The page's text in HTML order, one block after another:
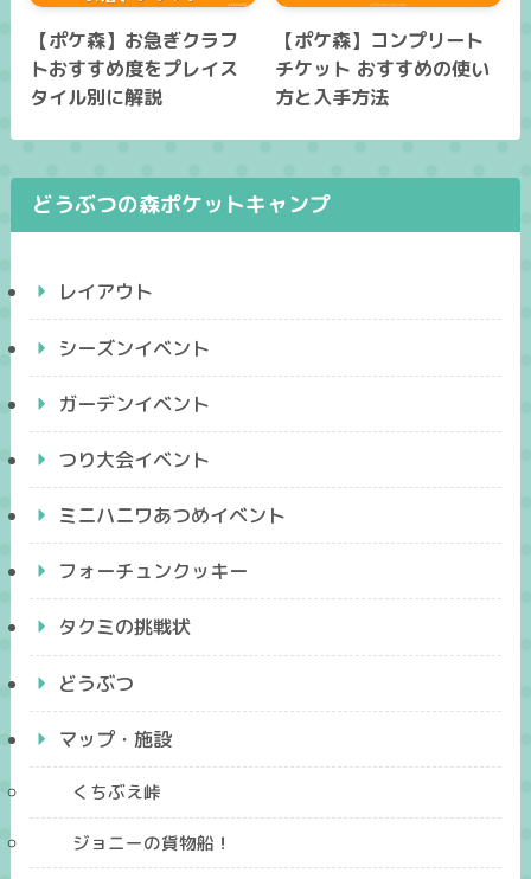
【ポケ森】お急ぎクラフ
トおすすめ度をプレイス
タイル別に解説
【ポケ森】コンプリート
チケット おすすめの使い
方と入手方法
どうぶつの森ポケットキャンプ
レイアウト
シーズンイベント
ガーデンイベント
つり大会イベント
ミニハニワあつめイベント
フォーチュンクッキー
タクミの挑戦状
どうぶつ
マップ・施設
くちぶえ峠
ジョニーの貨物船！